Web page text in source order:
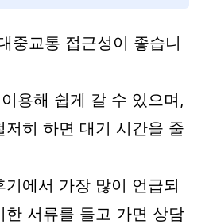
중교통 접근성이 좋습니
용해 쉽게 갈 수 있으며,
저히 하면 대기 시간을 줄
에서 가장 많이 언급되
한 서류를 들고 가면 상담